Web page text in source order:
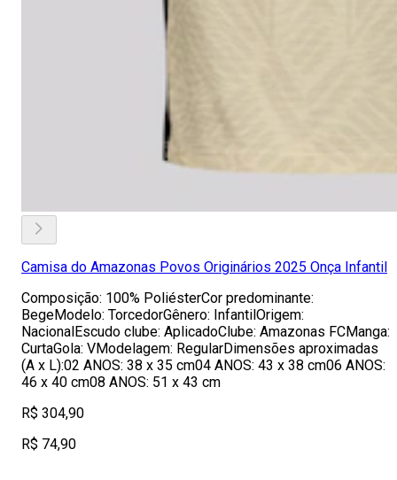
Camisa do Amazonas Povos Originários 2025 Onça Infantil
Composição: 100% PoliésterCor predominante:
BegeModelo: TorcedorGênero: InfantilOrigem:
NacionalEscudo clube: AplicadoClube: Amazonas FCManga:
CurtaGola: VModelagem: RegularDimensões aproximadas
(A x L):02 ANOS: 38 x 35 cm04 ANOS: 43 x 38 cm06 ANOS:
46 x 40 cm08 ANOS: 51 x 43 cm
R$ 304,90
R$ 74,90